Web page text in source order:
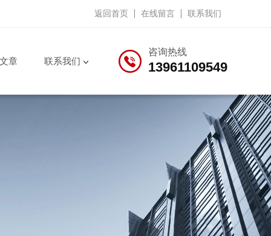
返回首页 在线留言 联系我们
咨询热线
13961109549
章 联系我们